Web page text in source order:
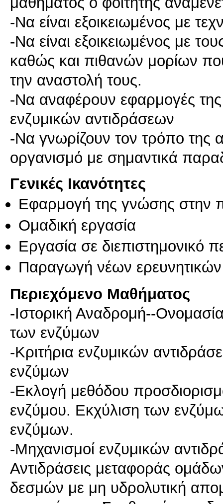
-Να είναι εξοικειωμένος με
-Να είναι εξοικειωμένος με
καθώς και πιθανών μορίων
την αναστολή τους.
-Να αναφέρουν εφαρμογές της
ενζυμικών αντιδράσεων
-Να γνωρίζουν τον τρόπο της
Γενικές Ικανότητες
Εφαρμογή της γνώσης στην
Ομαδική εργασία
Εργασία σε διεπιστημονικό
Παραγωγή νέων
Περιεχόμενο Μαθήματος
-Ιστορική Αναδρομή--
των ενζύμων
-Κριτήρια ενζυμικών
ενζύμων
-Εκλογή μεθόδου
ενζύμου. Εκχύλιση των
ενζύμων.
-Μηχανισμοί ενζυμικών
Αντιδράσεις μεταφοράς
δεσμών με μη υδρολυτική